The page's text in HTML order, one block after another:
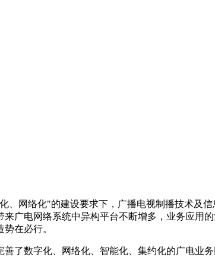
网络化"的建设要求下，广播电视制播技术及
广电网络系统中异构平台不断增多，业务应用
在必行。
数字化、网络化、智能化、集约化的广电业